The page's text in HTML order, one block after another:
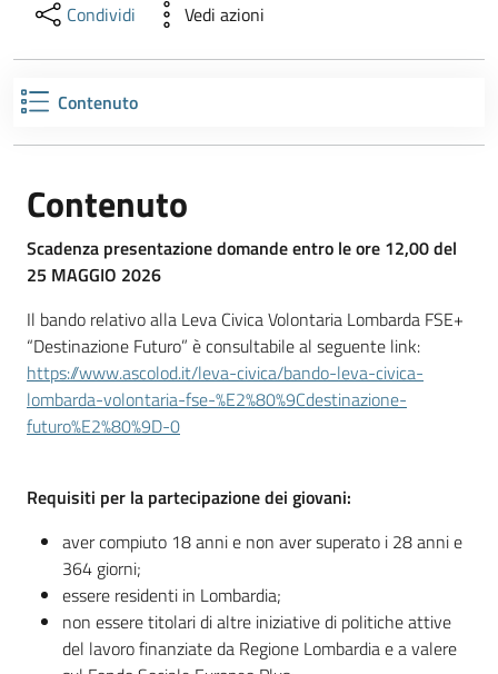
Condividi Vedi azioni
Contenuto
Contenuto
Scadenza presentazione domande entro le ore 12,00 del
25 MAGGIO 2026
Il bando relativo alla Leva Civica Volontaria Lombarda FSE+
“Destinazione Futuro” è consultabile al seguente link:
https://www.ascolod.it/leva-civica/bando-leva-civica-
lombarda-volontaria-fse-%E2%80%9Cdestinazione-
futuro%E2%80%9D-0
Requisiti per la partecipazione dei giovani:
aver compiuto 18 anni e non aver superato i 28 anni e
364 giorni;
essere residenti in Lombardia;
non essere titolari di altre iniziative di politiche attive
del lavoro finanziate da Regione Lombardia e a valere